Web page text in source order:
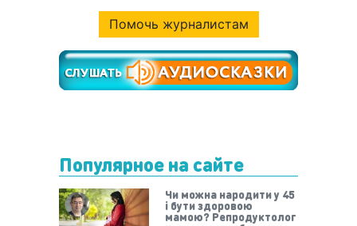
Помочь журналистам
Популярное на сайте
Чи можна народити у 45
і бути здоровою
мамою? Репродуктолог